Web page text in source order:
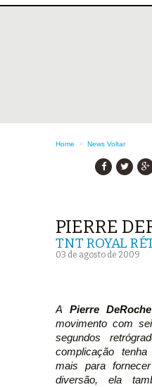
Home > News Voltar
PIERRE
TNT ROYAL
03 de agosto de 2009
A Pierre DeRoche
movimento com
segundos
complicação
mais para
diversão, ela